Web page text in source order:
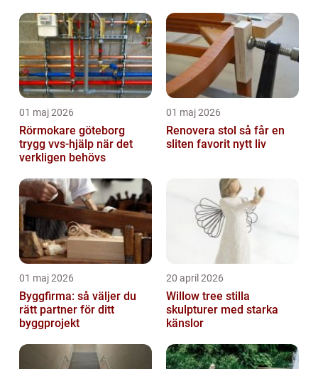
01 maj 2026
Rörmokare göteborg
trygg vvs-hjälp när det
verkligen behövs
01 maj 2026
Renovera stol så får en
sliten favorit nytt liv
01 maj 2026
Byggfirma: så väljer du
rätt partner för ditt
byggprojekt
20 april 2026
Willow tree stilla
skulpturer med starka
känslor